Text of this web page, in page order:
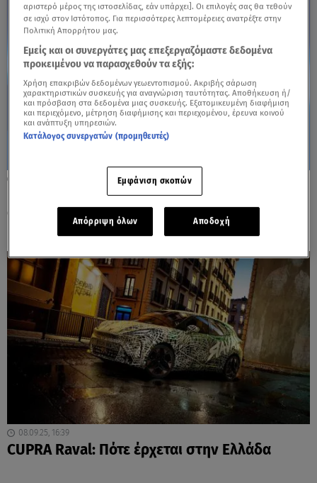
Η PEUGEOT αποκαλύπτει το POLYGON
CONCEPT
08.09.25, 16:39
CUPRA Raval: Πότε έρχεται στην Ελλάδα
αριστερό μέρος της ιστοσελίδας, εάν υπάρχει]. Οι επιλογές σας θα τεθούν
σε ισχύ στον Ιστότοπος. Για περισσότερες λεπτομέρειες ανατρέξτε στην
Πολιτική Απορρήτου μας.
Εμείς και οι συνεργάτες μας επεξεργαζόμαστε δεδομένα
προκειμένου να παρασχεθούν τα εξής:
Χρήση επακριβών δεδομένων γεωεντοπισμού. Ακριβής σάρωση
χαρακτηριστικών συσκευής για αναγνώριση ταυτότητας. Αποθήκευση ή/
και πρόσβαση στα δεδομένα μιας συσκευής. Εξατομικευμένη διαφήμιση
και περιεχόμενο, μέτρηση διαφήμισης και περιεχομένου, έρευνα κοινού
και ανάπτυξη υπηρεσιών.
Κατάλογος συνεργατών (προμηθευτές)
Εμφάνιση σκοπών
Απόρριψη όλων Αποδοχή